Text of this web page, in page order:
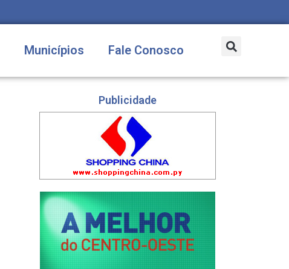
Municípios Fale Conosco
Publicidade